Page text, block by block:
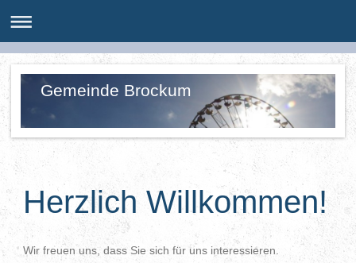
Gemeinde Brockum
Herzlich Willkommen!
Wir freuen uns, dass Sie sich für uns interessieren.